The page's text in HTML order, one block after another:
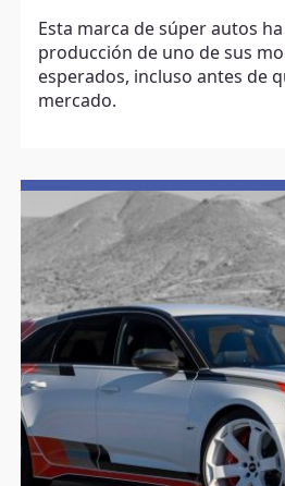
Esta marca de súper autos
producción de uno de sus
esperados, incluso antes de
mercado.